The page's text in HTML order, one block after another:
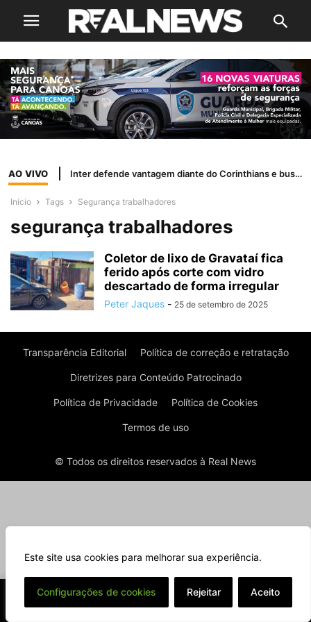
Este site usa cookies para melhorar sua experiência.
Configurações de cookies Rejeitar Aceito
AO VIVO Inter defende vantagem diante do Corinthians e busca vaga nas quartas da Copa do Brasil
Início Tags Segurança trabalhadores
segurança trabalhadores
Coletor de lixo de Gravataí fica
ferido após corte com vidro
descartado de forma irregular
Peter Jaques - 25 de setembro de 2025
Transparência Editorial Política de correção e retratação
Diretrizes para Conteúdo Patrocinado
Política de Privacidade Política de Cookies
Termos de uso
© Todos os direitos reservados à Real News